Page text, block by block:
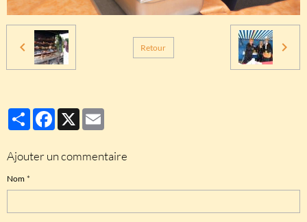
Retour
PartagerFacebook
X
Ajouter un commentaire
Nom